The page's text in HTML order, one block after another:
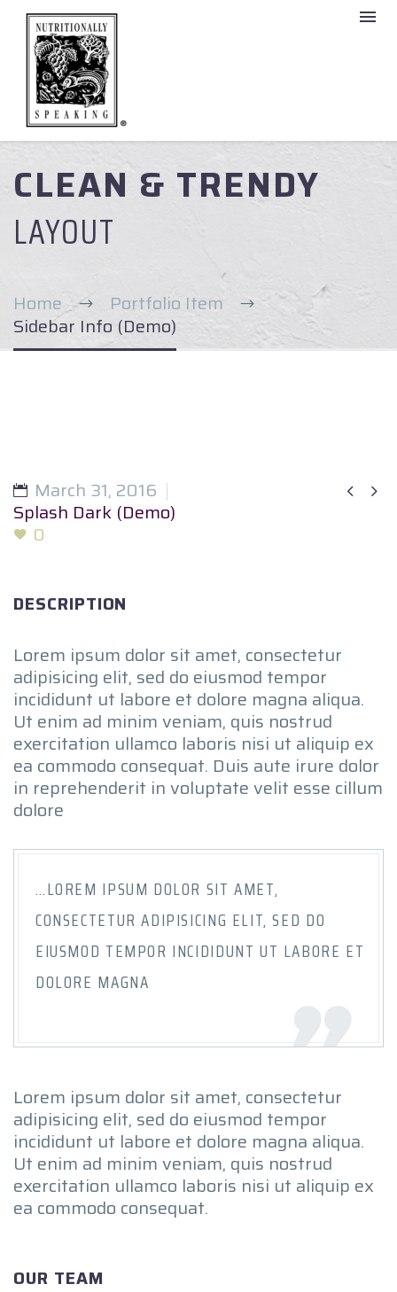
CLEAN & TRENDY
LAYOUT
Home
Portfolio Item
Sidebar Info (Demo)
 
March 31, 2016
Splash Dark (Demo)
0
DESCRIPTION
Lorem ipsum dolor sit amet, consectetur
adipisicing elit, sed do eiusmod tempor
incididunt ut labore et dolore magna aliqua.
Ut enim ad minim veniam, quis nostrud
exercitation ullamco laboris nisi ut aliquip ex
ea commodo consequat. Duis aute irure dolor
in reprehenderit in voluptate velit esse cillum
dolore
…LOREM IPSUM DOLOR SIT AMET,
CONSECTETUR ADIPISICING ELIT, SED DO
EIUSMOD TEMPOR INCIDIDUNT UT LABORE ET
DOLORE MAGNA
Lorem ipsum dolor sit amet, consectetur
adipisicing elit, sed do eiusmod tempor
incididunt ut labore et dolore magna aliqua.
Ut enim ad minim veniam, quis nostrud
exercitation ullamco laboris nisi ut aliquip ex
ea commodo consequat.
OUR TEAM